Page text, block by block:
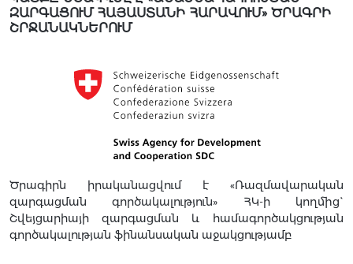
ԶԱՐԳԱՑՈՒՄ ՀԱՅԱՍՏԱՆԻ ՀԱՐԱՎՈՒՄ» ԾՐԱԳՐԻ
ՇՐՋԱՆԱԿՆԵՐՈՒՄ
Ծրագիրն իրականացվում է «Ռազմավարական
զարգացման գործակալություն» ՀԿ-ի կողմից`
Շվեյցարիայի զարգացման և համագործակցության
գործակալության ֆինանսական աջակցությամբ